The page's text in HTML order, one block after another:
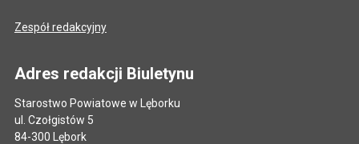
Zespół redakcyjny
Adres redakcji Biuletynu
Starostwo Powiatowe w Lęborku
ul. Czołgistów 5
84-300 Lębork